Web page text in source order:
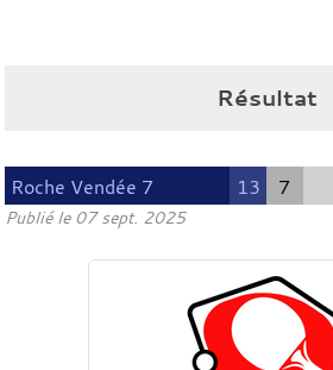
Résultat
Roche Vendée 7 13 7
Publié le 07 sept. 2025